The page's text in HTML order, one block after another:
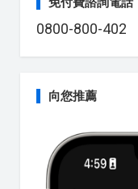
0800-800-402
向您推薦